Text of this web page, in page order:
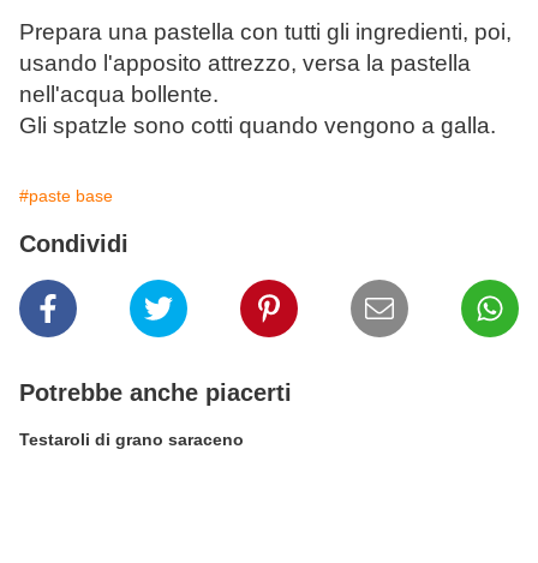
Prepara una pastella con tutti gli ingredienti, poi,
usando l'apposito attrezzo, versa la pastella
nell'acqua bollente.
Gli spatzle sono cotti quando vengono a galla.
#paste base
Condividi
Potrebbe anche piacerti
Testaroli di grano saraceno